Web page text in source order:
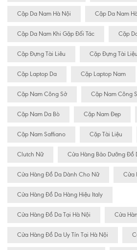
Cặp Da Nam Hà Nội Cặp Da Nam
Cặp Da Nam Khi Gặp Đối Tác Cặp
Cặp Đựng Tài Liêu Cặp Đựng Tài Liệu
Cặp Laptop Da Cặp Laptop Nam
Cặp Nam Công Sở Cặp Nam Công
Cặp Nam Da Bò Cặp Nam Đẹp
Cặp Nam Saffiano Cặp Tài Liệu
Clutch Nữ Cửa Hàng Bảo Dưỡng Đồ
Cửa Hàng Đồ Da Dành Cho Nữ Cửa
Cửa Hàng Đồ Da Hàng Hiệu Italy
Cửa Hàng Đồ Da Tại Hà Nội Cửa
Cửa Hàng Đồ Da Uy Tín Tại Hà Nội